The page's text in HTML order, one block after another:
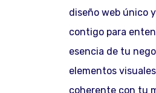
diseño web único
contigo para
esencia de tu
elementos
coherente con tu